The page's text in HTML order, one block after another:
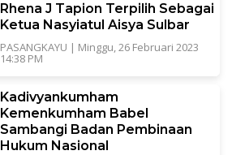
Rhena J Tapion Terpilih Sebagai
Ketua Nasyiatul Aisya Sulbar
PASANGKAYU | Minggu, 26 Februari 2023
14:38 PM
Kadivyankumham
Kemenkumham Babel
Sambangi Badan Pembinaan
Hukum Nasional